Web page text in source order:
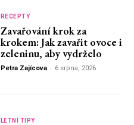
RECEPTY
Zavařování krok za
krokem: Jak zavařit ovoce i
zeleninu, aby vydrželo
Petra Zajícova - 6 srpna, 2026
LETNÍ TIPY